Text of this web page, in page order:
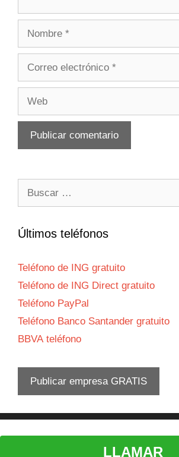
Últimos teléfonos
Teléfono de ING gratuito
Teléfono de ING Direct gratuito
Teléfono PayPal
Teléfono Banco Santander gratuito
BBVA teléfono
Publicar empresa GRATIS
LLAMAR